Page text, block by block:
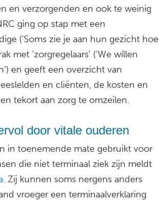
en verzorgenden en ook te weinig
ging op stap met een
(‘Soms zie je aan hun gezicht hoe
met ‘zorgregelaars’ (‘We wíllen
en geeft een overzicht van
en cliënten, de kosten en
tekort aan zorg te omzeilen.
door vitale ouderen
in toenemende mate gebruikt voor
die niet terminaal ziek zijn meldt
Zij kunnen soms nergens anders
vroeger een terminaalverklaring